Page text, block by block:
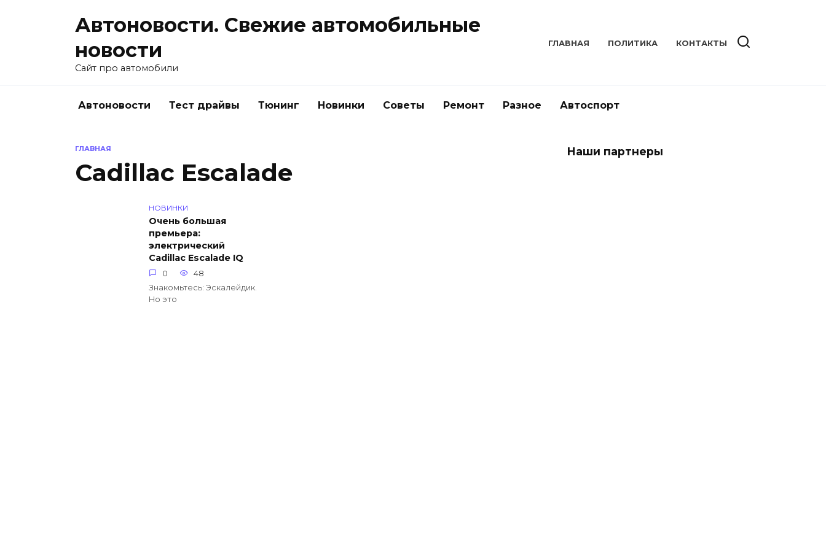
Автоновости. Свежие автомобильные
новости
Сайт про автомобили
ГЛАВНАЯ ПОЛИТИКА КОНТАКТЫ
Автоновости Тест драйвы Тюнинг Новинки Советы Ремонт Разное Автоспорт
ГЛАВНАЯ
Cadillac Escalade
НОВИНКИ
Очень большая
премьера:
электрический
Cadillac Escalade IQ
0
48
Знакомьтесь: Эскалейдик.
Но это
Наши партнеры